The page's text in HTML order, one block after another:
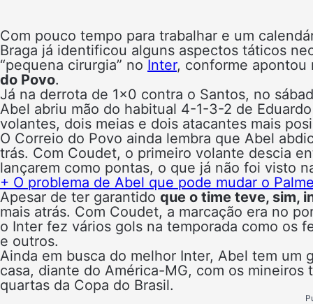
Com pouco tempo para trabalhar e um
Braga já identificou alguns aspectos táticos
“pequena cirurgia” no Inter, conforme apontou
do Povo.
Já na derrota de 1×0 contra o Santos, no
Abel abriu mão do habitual 4-1-3-2 de
volantes, dois meias e dois atacantes mais
O Correio do Povo ainda lembra que Abel
trás. Com Coudet, o primeiro volante descia
lançarem como pontas, o que já não foi visto
+ O problema de Abel que pode mudar o
Apesar de ter garantido que o time teve, sim,
mais atrás. Com Coudet, a marcação era no
o Inter fez vários gols na temporada como os
e outros.
Ainda em busca do melhor Inter, Abel tem
casa, diante do América-MG, com os
quartas da Copa do Brasil.